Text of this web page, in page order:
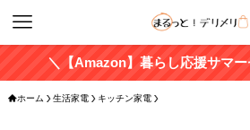
＼【Amazon】暮らし応援サマ
ホーム 生活家電 キッチン家電